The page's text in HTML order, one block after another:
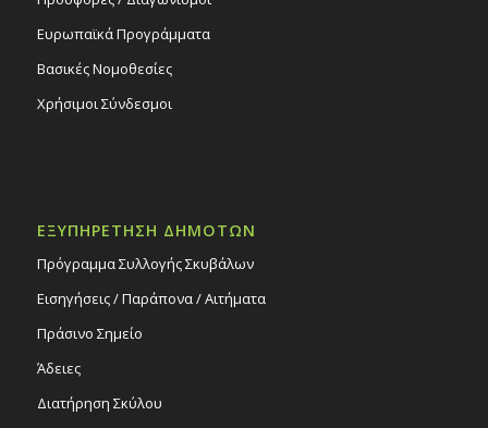
Ευρωπαϊκά Προγράμματα
Βασικές Νομοθεσίες
Χρήσιμοι Σύνδεσμοι
ΕΞΥΠΗΡΕΤΗΣΗ ΔΗΜΟΤΩΝ
Πρόγραμμα Συλλογής Σκυβάλων
Εισηγήσεις / Παράπονα / Αιτήματα
Πράσινο Σημείο
Άδειες
Διατήρηση Σκύλου